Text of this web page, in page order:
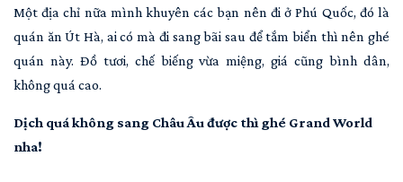
Một địa chỉ nữa mình khuyên các bạn nên đi ở Phú Quốc, đó là
quán ăn Út Hà, ai có mà đi sang bãi sau để tắm biển thì nên ghé
quán này. Đồ tươi, chế biếng vừa miệng, giá cũng bình dân,
không quá cao.
Dịch quá không sang Châu Âu được thì ghé Grand World
nha!